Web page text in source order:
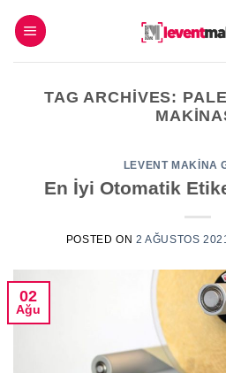
İçeriğe
atla
TAG ARCHIVES:
LEVENT MAKINA
En İyi Otomatik
POSTED ON 2 AĞUSTOS
02
Ağu